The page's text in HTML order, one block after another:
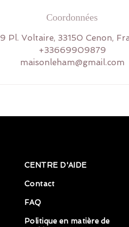
Coordonnées
9 Pl. Voltaire, 33150 Cenon,
+33669909879
maisonleham@gmail.com
CENTRE D'AIDE
Contact
FAQ
Politique en matière de